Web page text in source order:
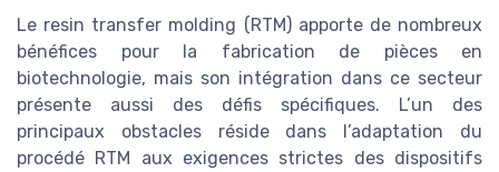
Le resin transfer molding (RTM) apporte de nombreux
bénéfices pour la fabrication de pièces en
biotechnologie, mais son intégration dans ce secteur
présente aussi des défis spécifiques. L’un des
principaux obstacles réside dans l’adaptation du
procédé RTM aux exigences strictes des dispositifs